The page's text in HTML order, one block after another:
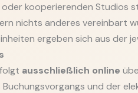
kooperierenden Studios
nichts anderes vereinbart
ergeben sich aus der
ausschließlich online
und der